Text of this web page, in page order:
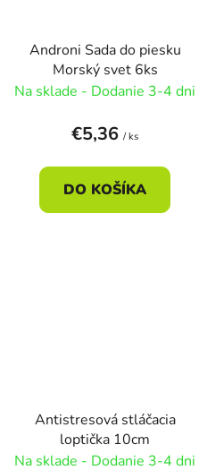
Androni Sada do piesku
Morský svet 6ks
Na sklade - Dodanie 3-4 dni
€5,36 / ks
DO KOŠÍKA
Antistresová stláčacia
loptička 10cm
Na sklade - Dodanie 3-4 dni